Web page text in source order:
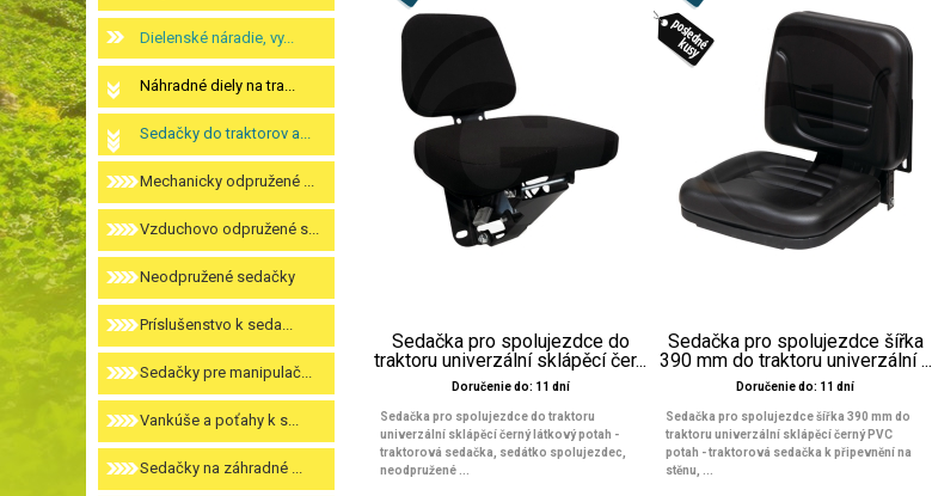
Dielenské náradie, vy...
Náhradné diely na tra...
Sedačky do traktorov a...
Mechanicky odpružené ...
Vzduchovo odpružené s...
Neodpružené sedačky
Príslušenstvo k seda...
Sedačky pre manipulač...
Vankúše a poťahy k s...
Sedačky na záhradné ...
Sedačka pro spolujezdce do
traktoru univerzální sklápěcí čer...
Doručenie do: 11 dní
Sedačka pro spolujezdce do traktoru
univerzální sklápěcí černý látkový potah -
traktorová sedačka, sedátko spolujezdec,
neodpružené ...
Sedačka pro spolujezdce šířka
390 mm do traktoru univerzální ...
Doručenie do: 11 dní
Sedačka pro spolujezdce šířka 390 mm do
traktoru univerzální sklápěcí černý PVC
potah - traktorová sedačka k připevnění na
stěnu, ...